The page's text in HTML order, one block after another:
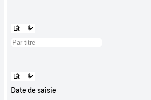
Date de saisie